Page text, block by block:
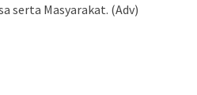
serta Masyarakat. (Adv)